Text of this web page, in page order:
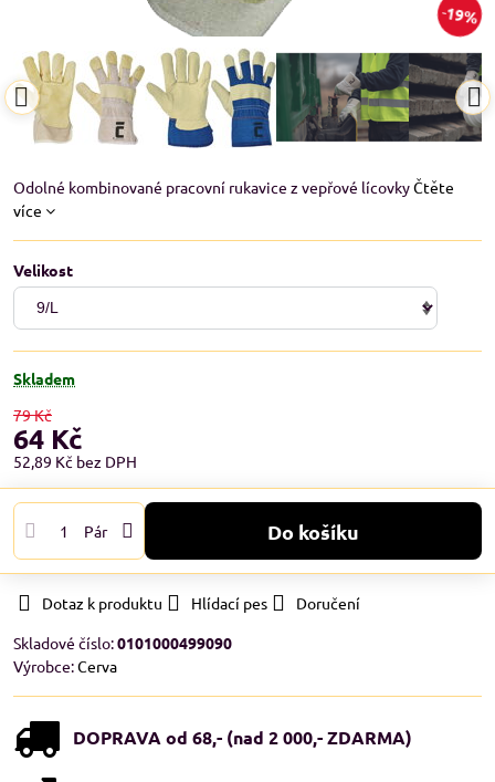
19%
Odolné kombinované pracovní rukavice z vepřové lícovkyČtěte
více
Velikost
Skladem
79 Kč
64 Kč
52,89 Kč bez DPH
Pár Do košíku
Dotaz k produktu Hlídací pes
Doručení
Skladové číslo:0101000499090
Výrobce:Cerva
DOPRAVA od 68,- (nad 2 000,- ZDARMA)